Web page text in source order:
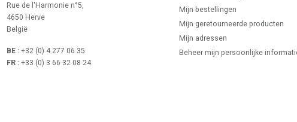
Rue de l'Harmonie n°5,
4650 Herve
België
BE : +32 (0) 4 277 06 35
FR : +33 (0) 3 66 32 08 24
Mijn bestellingen
Mijn geretourneerde producten
Mijn adressen
Beheer mijn persoonlijke